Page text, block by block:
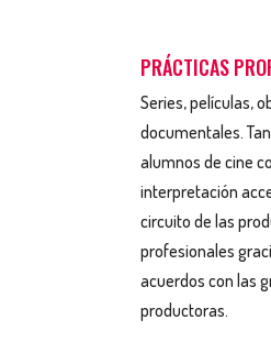
PRÁCTICAS
Series, películas,
documentales.
alumnos de cine
interpretación
circuito de las
profesionales
acuerdos con las
productoras.